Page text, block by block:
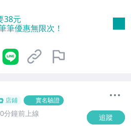
38元
筆優惠無限次！
店鋪 實名驗證
分鐘前上線 追蹤